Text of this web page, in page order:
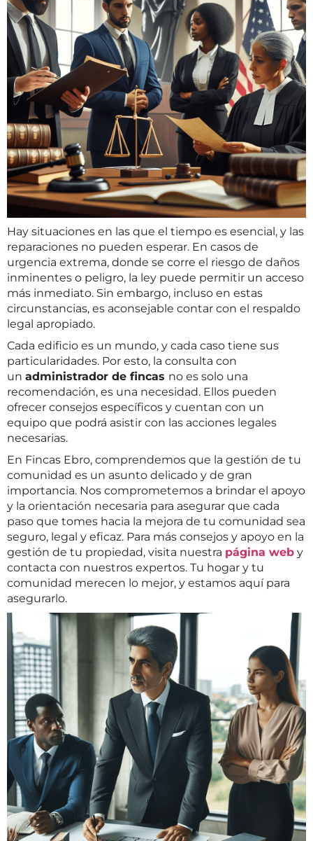
Hay situaciones en las que el tiempo es esencial, y las
reparaciones no pueden esperar. En casos de
urgencia extrema, donde se corre el riesgo de daños
inminentes o peligro, la ley puede permitir un acceso
más inmediato. Sin embargo, incluso en estas
circunstancias, es aconsejable contar con el respaldo
legal apropiado.
Cada edificio es un mundo, y cada caso tiene sus
particularidades. Por esto, la consulta con
un administrador de fincas no es solo una
recomendación, es una necesidad. Ellos pueden
ofrecer consejos específicos y cuentan con un
equipo que podrá asistir con las acciones legales
necesarias.
En Fincas Ebro, comprendemos que la gestión de tu
comunidad es un asunto delicado y de gran
importancia. Nos comprometemos a brindar el apoyo
y la orientación necesaria para asegurar que cada
paso que tomes hacia la mejora de tu comunidad sea
seguro, legal y eficaz. Para más consejos y apoyo en la
gestión de tu propiedad, visita nuestra página web y
contacta con nuestros expertos. Tu hogar y tu
comunidad merecen lo mejor, y estamos aquí para
asegurarlo.